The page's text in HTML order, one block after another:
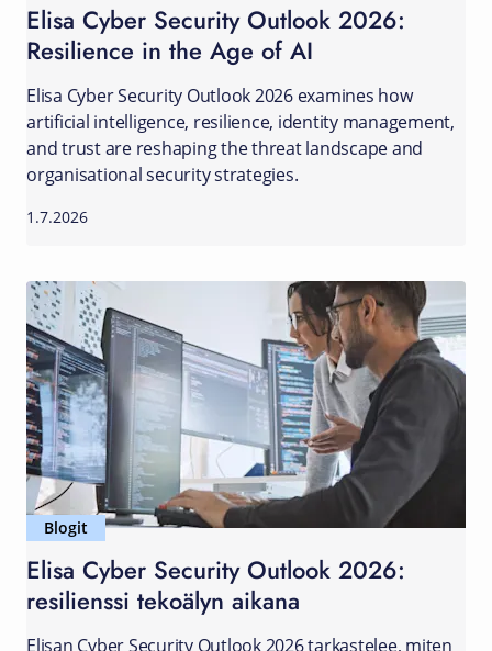
Elisa Cyber Security Outlook 2026:
Resilience in the Age of AI
Elisa Cyber Security Outlook 2026 examines how
artificial intelligence, resilience, identity management,
and trust are reshaping the threat landscape and
organisational security strategies.
1.7.2026
Blogit
Elisa Cyber Security Outlook 2026:
resilienssi tekoälyn aikana
Elisan Cyber Security Outlook 2026 tarkastelee, miten